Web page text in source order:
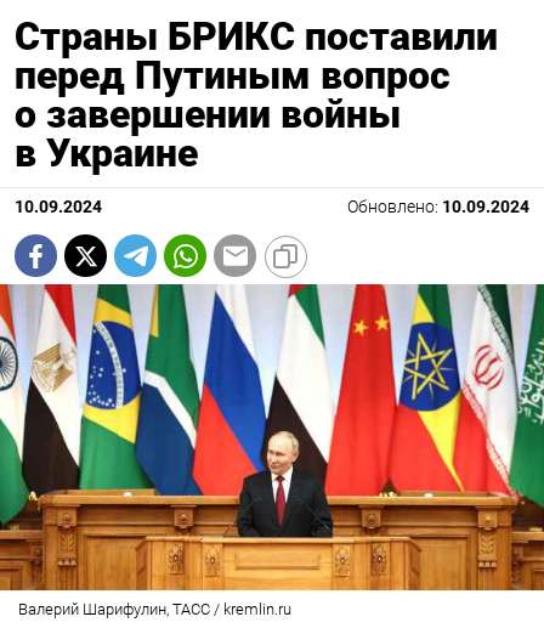
Страны БРИКС поставили
перед Путиным вопрос
о завершении войны
в Украине
10.09.2024 Обновлено: 10.09.2024
Валерий Шарифулин, ТАСС / kremlin.ru